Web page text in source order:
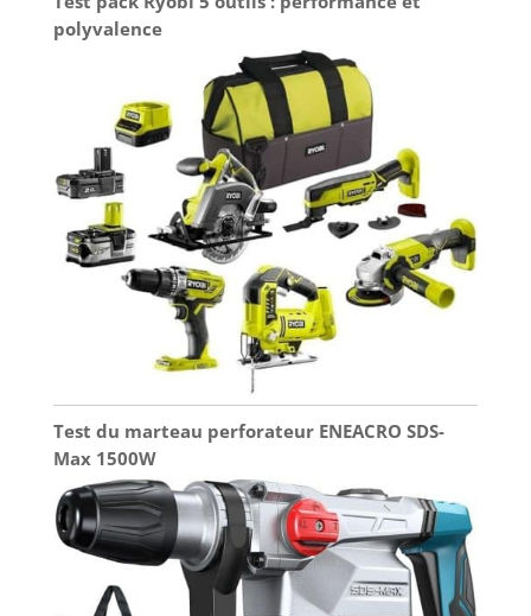
polyvalence
Test du marteau perforateur ENEACRO SDS-
Max 1500W